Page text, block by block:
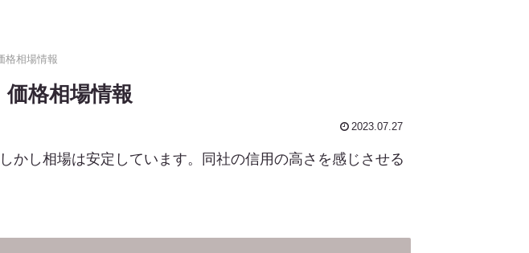
格相場情報
格相場情報
2023.07.27
かし相場は安定しています。同社の信用の高さを感じさせる